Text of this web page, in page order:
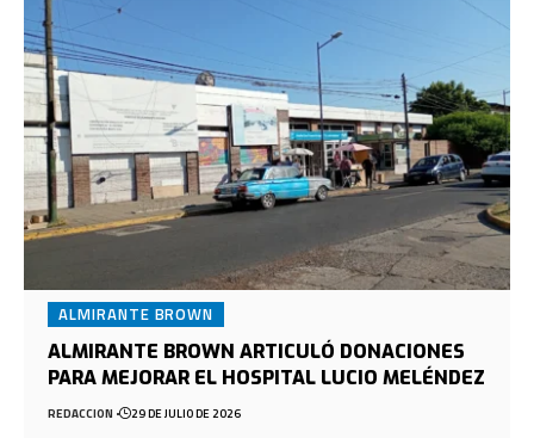
ALMIRANTE BROWN
ALMIRANTE BROWN ARTICULÓ DONACIONES
PARA MEJORAR EL HOSPITAL LUCIO MELÉNDEZ
REDACCION 29 DE JULIO DE 2026